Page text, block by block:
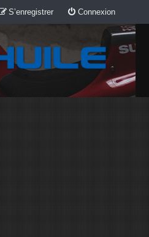
Connexion
S’enregistrer